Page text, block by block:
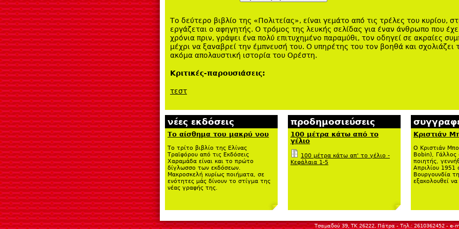
Το δεύτερο βιβλίο της «Πολιτείας», είναι γεμάτο από τις τρέλες του κυρίου,
εργάζεται ο αφηγητής. Ο τρόμος της λευκής σελίδας για έναν άνθρωπο που
χρόνια πριν, γράψει ένα πολύ επιτυχημένο παραμύθι, τον οδηγεί σε ακραίες
μέχρι να ξαναβρεί την έμπνευσή του. Ο υπηρέτης του τον βοηθά και σχολιάζει
ακόμα απολαυστική ιστορία του Ορέστη.
Κριτικές-παρουσιάσεις:
τεστ
νέες εκδόσεις
Το αίσθημα του μακρύ νου
Το τρίτο βιβλίο της Ελίνας
Τραϊφόρου από τις Εκδόσεις
Χαραμάδα είναι και το πρώτο
δίγλωσσο των εκδόσεων.
Μακροσκελή κυρίως ποιήματα, σε
ενότητες μάς δίνουν το στίγμα της
νέας γραφής της.
προδημοσιεύσεις
100 μέτρα κάτω από το
γέλιο
100 μέτρα κάτω απ' το γέλιο -
Κεφάλαια 1-5
Κριστιάν
Ο Κριστιάν
Bobin), Γάλλος
ποιητής,
Απριλίου 1951
Βουργουνδία
εξακολουθεί να
Τσαμαδού 39, ΤΚ 26222, Πάτρα - Τηλ.: 2610362452 - e-